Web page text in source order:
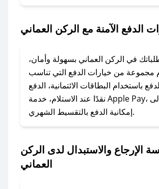
2. الصقه في خانة الدفع عند التسوق من الركن
يمكنك التواصل مع فريق دعم صحصح عبر
الخاصة على تويتر أو البريد الإلكتروني،
بحل المشكلة في أسرع وقت ممكن.
### ماذا أفعل إذا لم أجد كود خصم لمتجري
المفضل؟
وسنعمل على توفير الكوبونات في
أسرع وقت ممكن.
الدفع الآمنة مع الركن العماني
في الركن العماني بسهولة وأمان،
مجموعة من خيارات الدفع التي تناسب
باستخدام البطاقات الائتمانية، الدفع
نقدًا عند الاستلام، خدمة Apple Pay، بالإضافة إلى
إمكانية الدفع بالتقسيط الشهري.
الإرجاع والاستبدال لدى الركن
العماني